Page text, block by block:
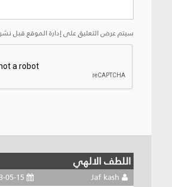
سيتم عرض التعليق على إدارة الموقع قبل
اللطف الالهي